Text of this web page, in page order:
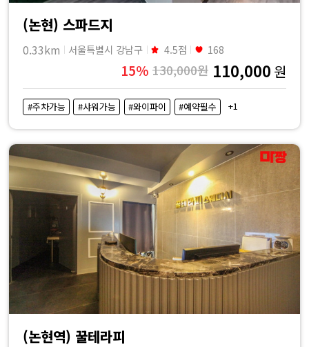
(논현) 스파드지
0.33km 서울특별시 강남구 4.5점 168
15% 130,000원 110,000 원
#주차가능 #샤워가능 #와이파이 #예약필수 +1
(논현역) 꿀테라피